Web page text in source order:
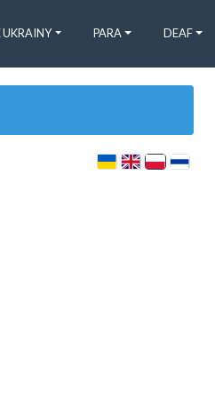
UKRAINY PARA DEAF